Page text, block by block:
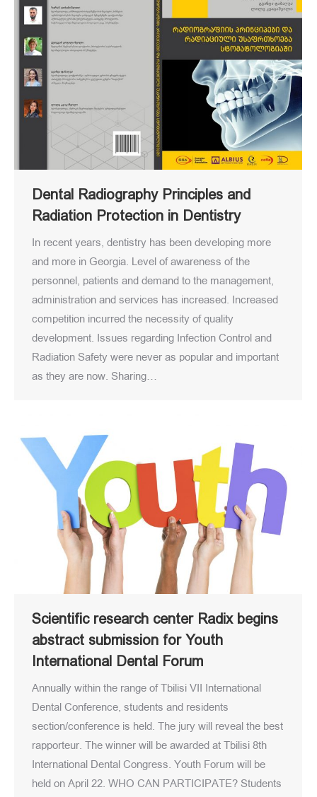
Dental Radiography Principles and
Radiation Protection in Dentistry
In recent years, dentistry has been developing more
and more in Georgia. Level of awareness of the
personnel, patients and demand to the management,
administration and services has increased. Increased
competition incurred the necessity of quality
development. Issues regarding Infection Control and
Radiation Safety were never as popular and important
as they are now. Sharing…
Scientific research center Radix begins
abstract submission for Youth
International Dental Forum
Annually within the range of Tbilisi VII International
Dental Conference, students and residents
section/conference is held. The jury will reveal the best
rapporteur. The winner will be awarded at Tbilisi 8th
International Dental Congress. Youth Forum will be
held on April 22. WHO CAN PARTICIPATE? Students